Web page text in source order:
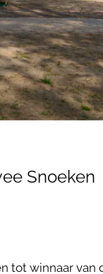
Snoeken
winnaar van